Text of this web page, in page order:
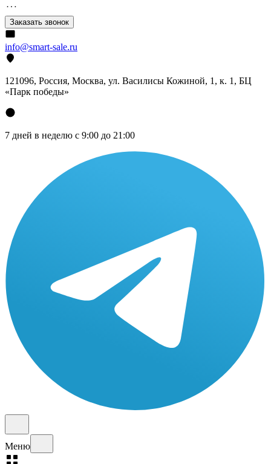
Заказать звонок
info@smart-sale.ru
121096, Россия, Москва, ул. Василисы Кожиной, 1, к. 1, БЦ
«Парк победы»
7 дней в неделю с 9:00 до 21:00
Меню